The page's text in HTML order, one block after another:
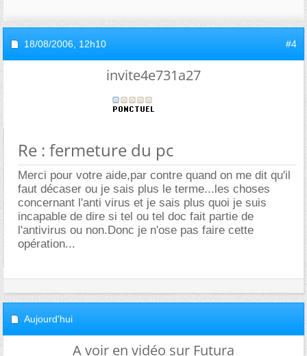
18/08/2006, 12h10 #4
invite4e731a27
Re : fermeture du pc
Merci pour votre aide,par contre quand on me dit qu'il
faut décaser ou je sais plus le terme...les choses
concernant l'anti virus et je sais plus quoi je suis
incapable de dire si tel ou tel doc fait partie de
l'antivirus ou non.Donc je n'ose pas faire cette
opération...
Aujourd'hui
A voir en vidéo sur Futura